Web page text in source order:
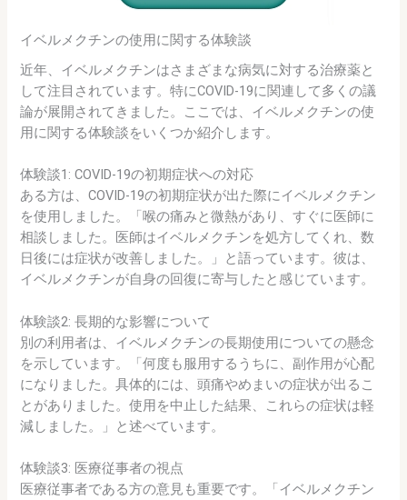
イベルメクチンの使用に関する体験談
近年、イベルメクチンはさまざまな病気に対する治療薬と
して注目されています。特にCOVID-19に関連して多くの議
論が展開されてきました。ここでは、イベルメクチンの使
用に関する体験談をいくつか紹介します。
体験談1: COVID-19の初期症状への対応
ある方は、COVID-19の初期症状が出た際にイベルメクチン
を使用しました。「喉の痛みと微熱があり、すぐに医師に
相談しました。医師はイベルメクチンを処方してくれ、数
日後には症状が改善しました。」と語っています。彼は、
イベルメクチンが自身の回復に寄与したと感じています。
体験談2: 長期的な影響について
別の利用者は、イベルメクチンの長期使用についての懸念
を示しています。「何度も服用するうちに、副作用が心配
になりました。具体的には、頭痛やめまいの症状が出るこ
とがありました。使用を中止した結果、これらの症状は軽
減しました。」と述べています。
体験談3: 医療従事者の視点
医療従事者である方の意見も重要です。「イベルメクチン